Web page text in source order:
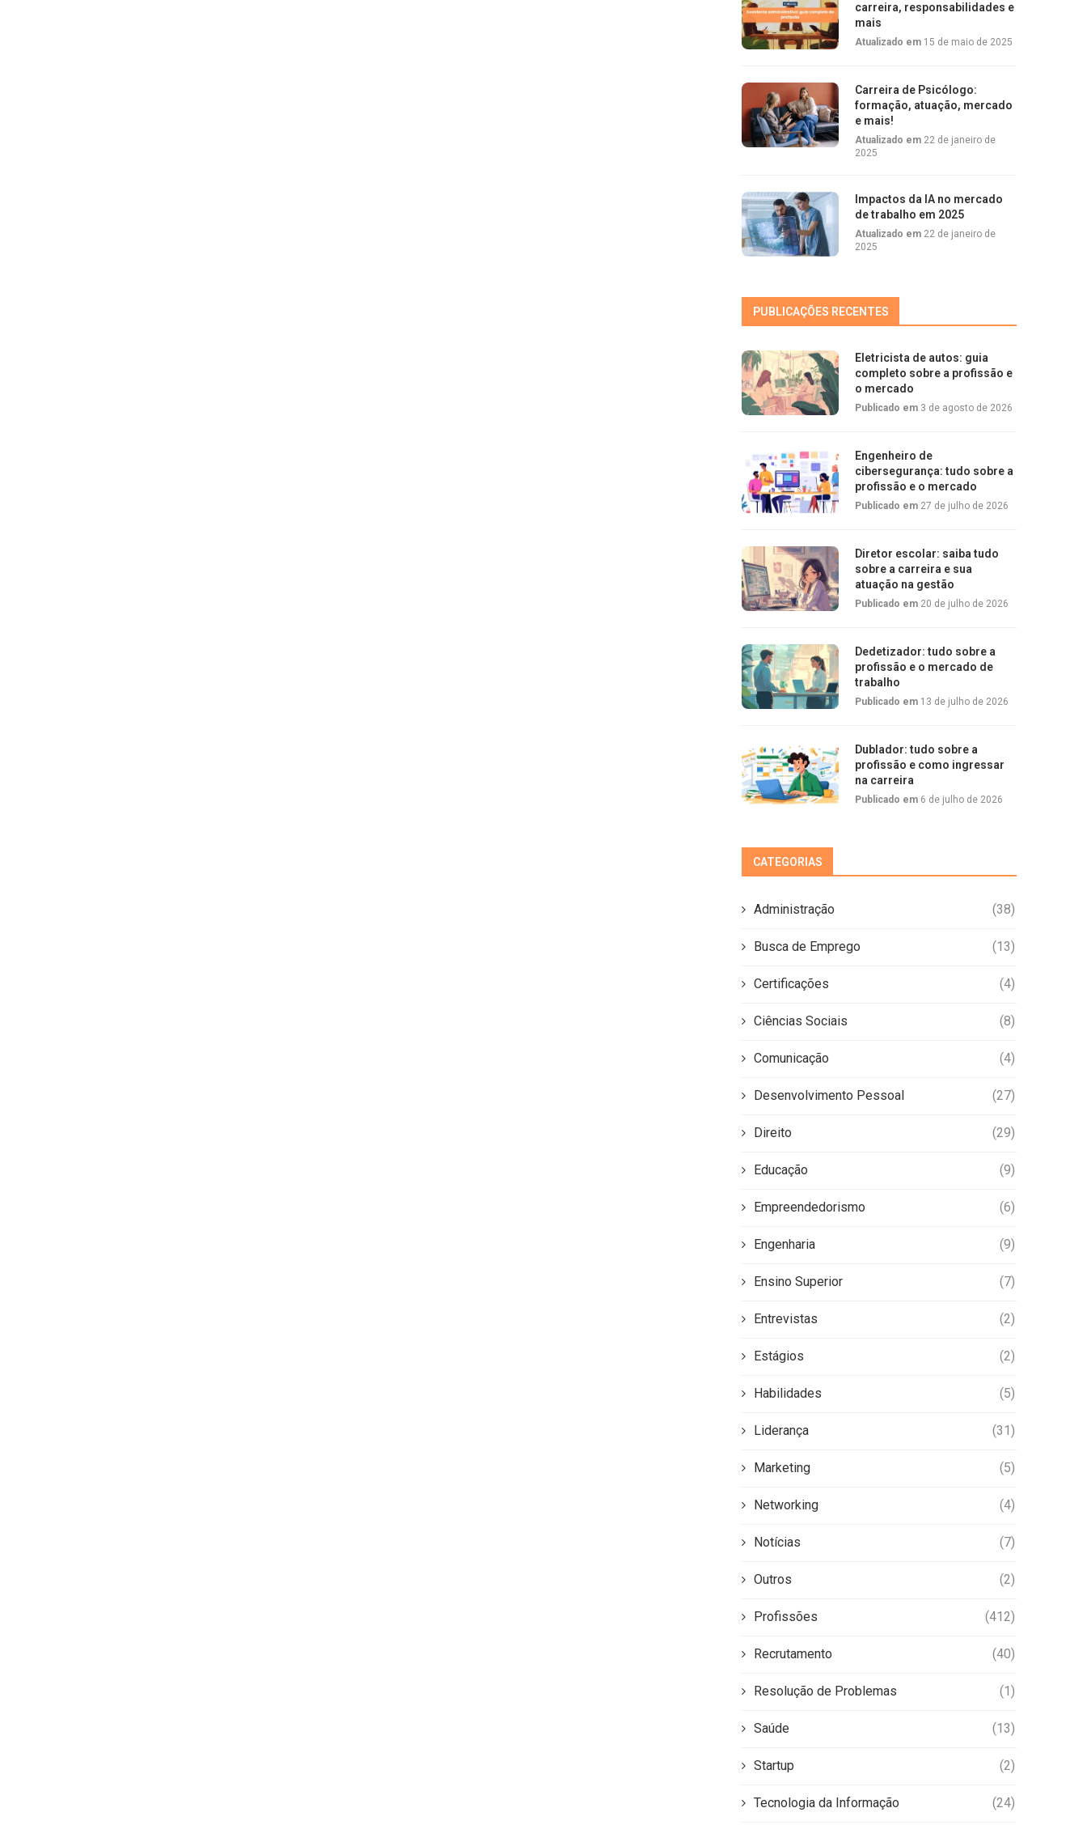
carreira, responsabilidades e
mais
Atualizado em 15 de maio de 2025
Carreira de Psicólogo:
formação, atuação, mercado
e mais!
Atualizado em 22 de janeiro de
2025
Impactos da IA no mercado
de trabalho em 2025
Atualizado em 22 de janeiro de
2025
PUBLICAÇÕES RECENTES
Eletricista de autos: guia
completo sobre a profissão e
o mercado
Publicado em 3 de agosto de 2026
Engenheiro de
cibersegurança: tudo sobre a
profissão e o mercado
Publicado em 27 de julho de 2026
Diretor escolar: saiba tudo
sobre a carreira e sua
atuação na gestão
Publicado em 20 de julho de 2026
Dedetizador: tudo sobre a
profissão e o mercado de
trabalho
Publicado em 13 de julho de 2026
Dublador: tudo sobre a
profissão e como ingressar
na carreira
Publicado em 6 de julho de 2026
CATEGORIAS
Administração (38)
Busca de Emprego (13)
Certificações (4)
Ciências Sociais (8)
Comunicação (4)
Desenvolvimento Pessoal (27)
Direito (29)
Educação (9)
Empreendedorismo (6)
Engenharia (9)
Ensino Superior (7)
Entrevistas (2)
Estágios (2)
Habilidades (5)
Liderança (31)
Marketing (5)
Networking (4)
Notícias (7)
Outros (2)
Profissões (412)
Recrutamento (40)
Resolução de Problemas (1)
Saúde (13)
Startup (2)
Tecnologia da Informação (24)